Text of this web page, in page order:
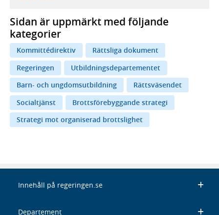
Sidan är uppmärkt med följande
kategorier
Kommittédirektiv
Rättsliga dokument
Regeringen
Utbildningsdepartementet
Barn- och ungdomsutbildning
Rättsväsendet
Socialtjänst
Brottsförebyggande strategi
Strategi mot organiserad brottslighet
Innehåll på regeringen.se
Departement